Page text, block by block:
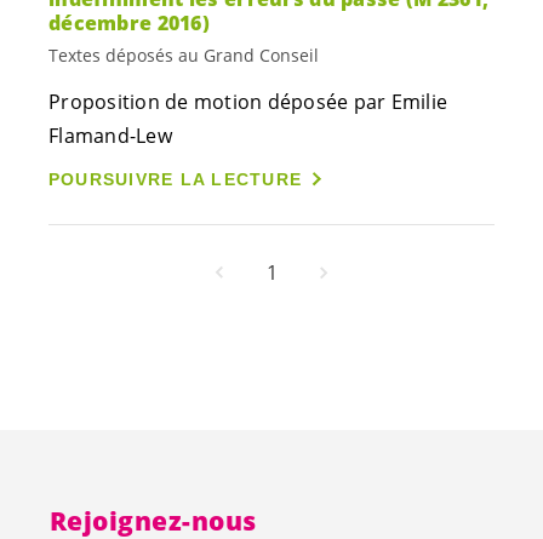
décembre 2016)
Textes déposés au Grand Conseil
Proposition de motion déposée par Emilie
Flamand-Lew
POURSUIVRE LA LECTURE
1
Rejoignez-nous